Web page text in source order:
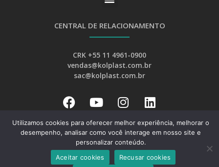
CENTRAL DE RELACIONAMENTO
CRK +55 11 4961-0900
vendas@kolplast.com.br
sac@kolplast.com.br
Desenvolvimento: Web Bizz Marketing Online
Utilizamos cookies para oferecer melhor experiência, melhorar o
desempenho, analisar como você interage em nosso site e
personalizar conteúdo.
Aceitar cookies
Recusar cookies